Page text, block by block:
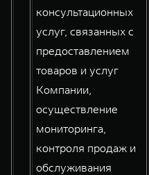
консультационных
услуг, связанных с
предоставлением
товаров и услуг
Компании,
осуществление
мониторинга,
контроля продаж и
обслуживания